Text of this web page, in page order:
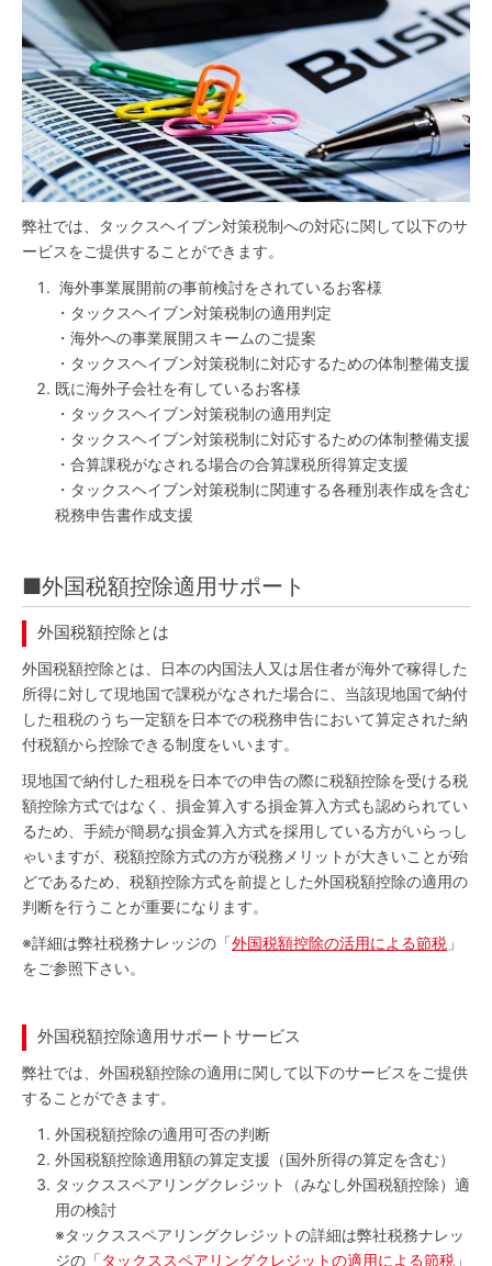
弊社では、タックスヘイブン対策税制への対応に関して以下のサ
ービスをご提供することができます。
海外事業展開前の事前検討をされているお客様
・タックスヘイブン対策税制の適用判定
・海外への事業展開スキームのご提案
・タックスヘイブン対策税制に対応するための体制整備支援
既に海外子会社を有しているお客様
・タックスヘイブン対策税制の適用判定
・タックスヘイブン対策税制に対応するための体制整備支援
・合算課税がなされる場合の合算課税所得算定支援
・タックスヘイブン対策税制に関連する各種別表作成を含む
税務申告書作成支援
■外国税額控除適用サポート
外国税額控除とは
外国税額控除とは、日本の内国法人又は居住者が海外で稼得した
所得に対して現地国で課税がなされた場合に、当該現地国で納付
した租税のうち一定額を日本での税務申告において算定された納
付税額から控除できる制度をいいます。
現地国で納付した租税を日本での申告の際に税額控除を受ける税
額控除方式ではなく、損金算入する損金算入方式も認められてい
るため、手続が簡易な損金算入方式を採用している方がいらっし
ゃいますが、税額控除方式の方が税務メリットが大きいことが殆
どであるため、税額控除方式を前提とした外国税額控除の適用の
判断を行うことが重要になります。
※詳細は弊社税務ナレッジの「外国税額控除の活用による節税 」
をご参照下さい。
外国税額控除適用サポートサービス
弊社では、外国税額控除の適用に関して以下のサービスをご提供
することができます。
外国税額控除の適用可否の判断
外国税額控除適用額の算定支援（国外所得の算定を含む）
タックススペアリングクレジット（みなし外国税額控除）適
用の検討
※タックススペアリングクレジットの詳細は弊社税務ナレッ
ジの「タックススペアリングクレジットの適用による節税 」